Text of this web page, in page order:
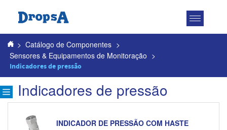
Toggle
> Catálogo de Componentes >
Sensores & Equipamentos de Monitoração >
Indicadores de pressão
Indicadores de pressão
INDICADOR DE PRESSÃO COM HASTE